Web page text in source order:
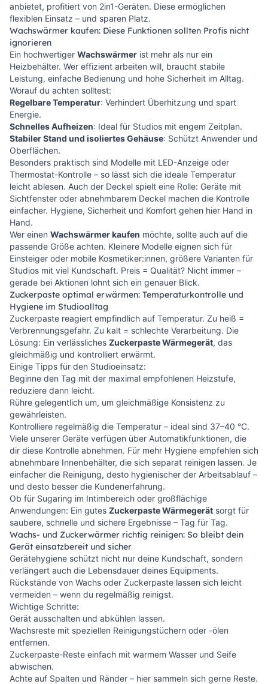
anbietet, profitiert von 2in1-Geräten. Diese ermöglichen
flexiblen Einsatz – und sparen Platz.
Wachswärmer kaufen: Diese Funktionen sollten Profis nicht
ignorieren
Ein hochwertiger Wachswärmer ist mehr als nur ein
Heizbehälter. Wer effizient arbeiten will, braucht stabile
Leistung, einfache Bedienung und hohe Sicherheit im Alltag.
Worauf du achten solltest:
Regelbare Temperatur: Verhindert Überhitzung und spart
Energie.
Schnelles Aufheizen: Ideal für Studios mit engem Zeitplan.
Stabiler Stand und isoliertes Gehäuse: Schützt Anwender und
Oberflächen.
Besonders praktisch sind Modelle mit LED-Anzeige oder
Thermostat-Kontrolle – so lässt sich die ideale Temperatur
leicht ablesen. Auch der Deckel spielt eine Rolle: Geräte mit
Sichtfenster oder abnehmbarem Deckel machen die Kontrolle
einfacher. Hygiene, Sicherheit und Komfort gehen hier Hand in
Hand.
Wer einen Wachswärmer kaufen möchte, sollte auch auf die
passende Größe achten. Kleinere Modelle eignen sich für
Einsteiger oder mobile Kosmetiker:innen, größere Varianten für
Studios mit viel Kundschaft. Preis = Qualität? Nicht immer –
gerade bei Aktionen lohnt sich ein genauer Blick.
Zuckerpaste optimal erwärmen: Temperaturkontrolle und
Hygiene im Studioalltag
Zuckerpaste reagiert empfindlich auf Temperatur. Zu heiß =
Verbrennungsgefahr. Zu kalt = schlechte Verarbeitung. Die
Lösung: Ein verlässliches Zuckerpaste Wärmegerät, das
gleichmäßig und kontrolliert erwärmt.
Einige Tipps für den Studioeinsatz:
Beginne den Tag mit der maximal empfohlenen Heizstufe,
reduziere dann leicht.
Rühre gelegentlich um, um gleichmäßige Konsistenz zu
gewährleisten.
Kontrolliere regelmäßig die Temperatur – ideal sind 37–40 °C.
Viele unserer Geräte verfügen über Automatikfunktionen, die
dir diese Kontrolle abnehmen. Für mehr Hygiene empfehlen sich
abnehmbare Innenbehälter, die sich separat reinigen lassen. Je
einfacher die Reinigung, desto hygienischer der Arbeitsablauf –
und desto besser die Kundenerfahrung.
Ob für Sugaring im Intimbereich oder großflächige
Anwendungen: Ein gutes Zuckerpaste Wärmegerät sorgt für
saubere, schnelle und sichere Ergebnisse – Tag für Tag.
Wachs- und Zuckerwärmer richtig reinigen: So bleibt dein
Gerät einsatzbereit und sicher
Gerätehygiene schützt nicht nur deine Kundschaft, sondern
verlängert auch die Lebensdauer deines Equipments.
Rückstände von Wachs oder Zuckerpaste lassen sich leicht
vermeiden – wenn du regelmäßig reinigst.
Wichtige Schritte:
Gerät ausschalten und abkühlen lassen.
Wachsreste mit speziellen Reinigungstüchern oder -ölen
entfernen.
Zuckerpaste-Reste einfach mit warmem Wasser und Seife
abwischen.
Achte auf Spalten und Ränder – hier sammeln sich gerne Reste.